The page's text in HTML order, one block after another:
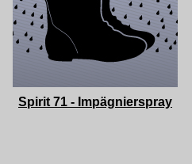
Spirit 71 - Impägnierspray